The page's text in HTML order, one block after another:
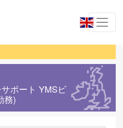
ポート YMSビ
務)